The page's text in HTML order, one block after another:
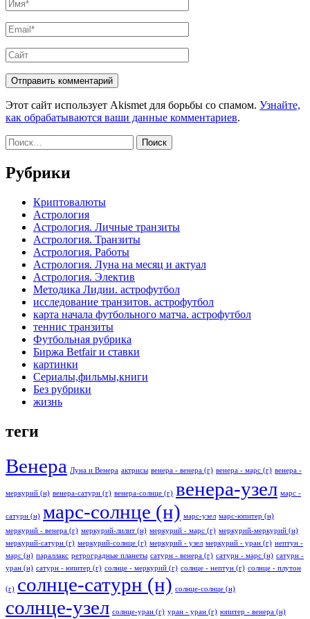
Email*
Сайт
Этот сайт использует Akismet для борьбы со спамом. Узнайте,
как обрабатываются ваши данные комментариев.
Найти:
Рубрики
Криптовалюты
Астрология
Астрология. Личные транзиты
Астрология. Транзиты
Астрология. Работы
Астрология. Луна на месяц и актуал
Астрология. Электив
Методика Лидии. астрофутбол
исследование транзитов. астрофутбол
карта начала футбольного матча. астрофутбол
теннис транзиты
Футбольная рубрика
Биржа Betfair и ставки
картинки
Сериалы,фильмы,книги
Без рубрики
жизнь
теги
Венера Луна и Венера актрисы венера - венера (г) венера - марс (г) венера -
меркурий (н) венера-сатурн (г) венера-солнце (г) венера-узел марс -
сатурн (н) марс-солнце (н) марс-узел марс-юпитер (н)
меркурий - венера (г) меркурий-лилит (н) меркурий - марс (г) меркурий-меркурий (н)
меркурий-сатурн (г) меркурий-солнце (г) меркурий - узел меркурий - уран (г) нептун -
марс (н) параллакс ретроградные планеты сатурн - венера (г) сатурн - марс (н) сатурн -
уран (н) сатурн - юпитер (г) солнце - меркурий (г) солнце - нептун (г) солнце - плутон
(г) солнце-сатурн (н) солнце-солнце (н)
солнце-узел солнце-уран (г) уран - уран (г) юпитер - венера (н)